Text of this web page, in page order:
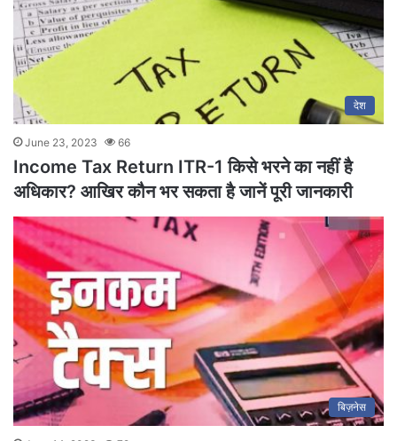
देश
June 23, 2023 66
Income Tax Return ITR-1 किसे भरने का नहीं है
अधिकार? आखिर कौन भर सकता है जानें पूरी जानकारी
बिज़नेस